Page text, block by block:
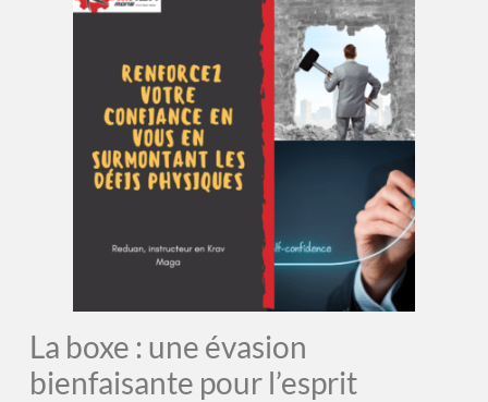
La boxe : une évasion
bienfaisante pour l’esprit